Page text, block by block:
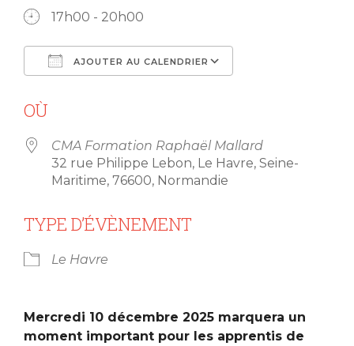
17h00 - 20h00
AJOUTER AU CALENDRIER
OÙ
CMA Formation Raphaël Mallard
32 rue Philippe Lebon, Le Havre, Seine-
Maritime, 76600, Normandie
TYPE D’ÉVÈNEMENT
Le Havre
Mercredi 10 décembre 2025 marquera un
moment important pour les apprentis de